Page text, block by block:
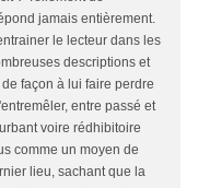
jamais entièrement.
le lecteur dans les
descriptions et
façon à lui faire perdre
entre passé et
voire rédhibitoire
comme un moyen de
lieu, sachant que la